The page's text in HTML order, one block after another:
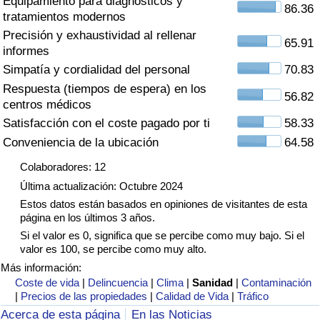
tratamientos modernos
86.36
Precisión y exhaustividad al rellenar
informes
65.91
Simpatía y cordialidad del personal
70.83
Respuesta (tiempos de espera) en los
centros médicos
56.82
Satisfacción con el coste pagado por ti
58.33
Conveniencia de la ubicación
64.58
Colaboradores: 12
Última actualización: Octubre 2024
Estos datos están basados en opiniones de visitantes de esta
página en los últimos 3 años.
Si el valor es 0, significa que se percibe como muy bajo. Si el
valor es 100, se percibe como muy alto.
Más información:
Coste de vida | Delincuencia |Clima |Sanidad |Contaminación
| Precios de las propiedades |Calidad de Vida |Tráfico
Acerca de esta página En las Noticias
Índice de criminalidad por país
Sanidad
Índice de Sanidad (Actual)
Índice de Sanidad
Contaminación
Índice de Contaminación (Actual)
Índice de contaminación
Índice de Contaminación por País